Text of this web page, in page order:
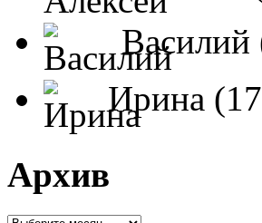
Василий
Ирина
Архив